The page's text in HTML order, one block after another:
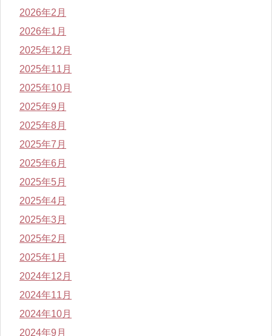
2026年2月
2026年1月
2025年12月
2025年11月
2025年10月
2025年9月
2025年8月
2025年7月
2025年6月
2025年5月
2025年4月
2025年3月
2025年2月
2025年1月
2024年12月
2024年11月
2024年10月
2024年9月